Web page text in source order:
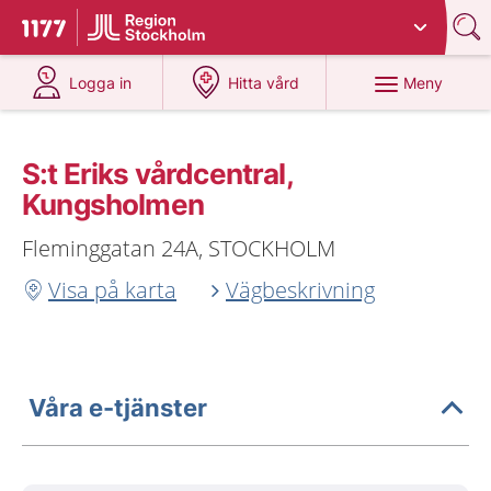
Till startsidan för 1177
Du har valt region
Logga in
på 1177.se
Hitta vård
på 1177.se
Meny
S:t Eriks vårdcentral,
Kungsholmen
Fleminggatan 24A, STOCKHOLM
Visa på karta
Vägbeskrivning
Våra e-tjänster